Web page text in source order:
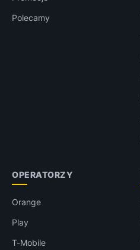
Polecamy
OPERATORZY
Orange
Play
T-Mobile